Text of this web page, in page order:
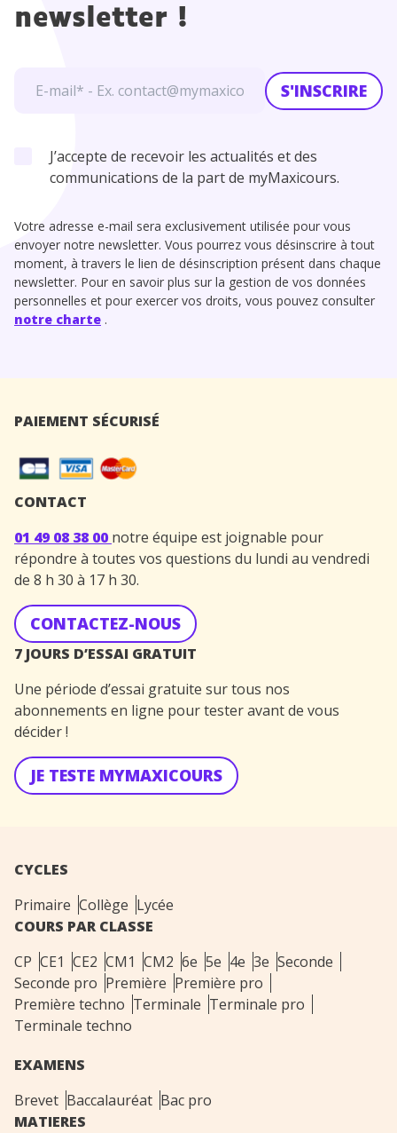
newsletter !
S'INSCRIRE
J’accepte de recevoir les actualités et des
communications de la part de myMaxicours.
Votre adresse e-mail sera exclusivement utilisée pour vous
envoyer notre newsletter. Vous pourrez vous désinscrire à tout
moment, à travers le lien de désinscription présent dans chaque
newsletter. Pour en savoir plus sur la gestion de vos données
personnelles et pour exercer vos droits, vous pouvez consulter
notre charte .
PAIEMENT SÉCURISÉ
CONTACT
01 49 08 38 00 notre équipe est joignable pour
répondre à toutes vos questions du lundi au vendredi
de 8 h 30 à 17 h 30.
CONTACTEZ-NOUS
7 JOURS D’ESSAI GRATUIT
Une période d’essai gratuite sur tous nos
abonnements en ligne pour tester avant de vous
décider !
JE TESTE MYMAXICOURS
CYCLES
Primaire Collège Lycée
COURS PAR CLASSE
CP CE1 CE2 CM1 CM2 6e 5e 4e 3e Seconde
Seconde pro Première Première pro
Première techno Terminale Terminale pro
Terminale techno
EXAMENS
Brevet Baccalauréat Bac pro
MATIERES